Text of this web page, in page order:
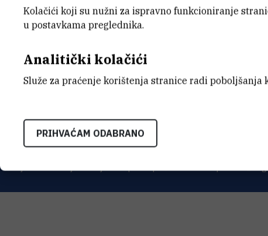
INSTITUT RUĐER
Kolačići koji su nužni za ispravno funkcioniranje
u postavkama preglednika.
Analitički kolačići
Služe za praćenje korištenja stranice radi poboljšanja
PRIHVAĆAM ODABRANO